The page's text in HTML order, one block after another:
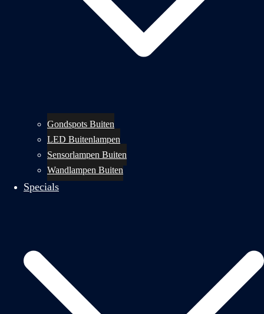
Gondspots Buiten
LED Buitenlampen
Sensorlampen Buiten
Wandlampen Buiten
Specials